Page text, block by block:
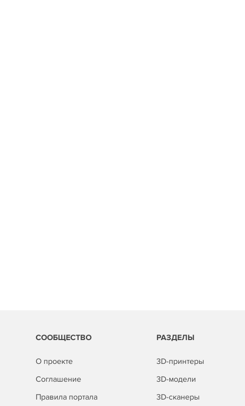
СООБЩЕСТВО
О проекте
Соглашение
Правила портала
РАЗДЕЛЫ
3D-принтеры
3D-модели
3D-сканеры